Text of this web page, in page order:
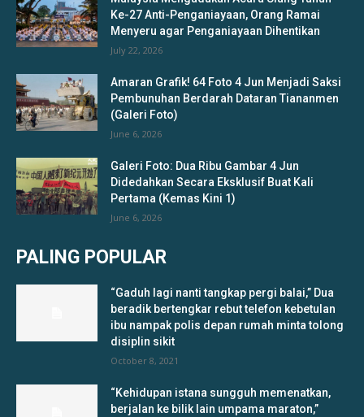
Ke-27 Anti-Penganiayaan, Orang Ramai
Menyeru agar Penganiayaan Dihentikan
July 22, 2026
Amaran Grafik! 64 Foto 4 Jun Menjadi Saksi
Pembunuhan Berdarah Dataran Tiananmen
(Galeri Foto)
June 6, 2026
Galeri Foto: Dua Ribu Gambar 4 Jun
Didedahkan Secara Eksklusif Buat Kali
Pertama (Kemas Kini 1)
June 6, 2026
PALING POPULAR
“Gaduh lagi nanti tangkap pergi balai,” Dua
beradik bertengkar rebut telefon kebetulan
ibu nampak polis depan rumah minta tolong
disiplin sikit
October 8, 2021
“Kehidupan istana sungguh memenatkan,
berjalan ke bilik lain umpama maraton,”